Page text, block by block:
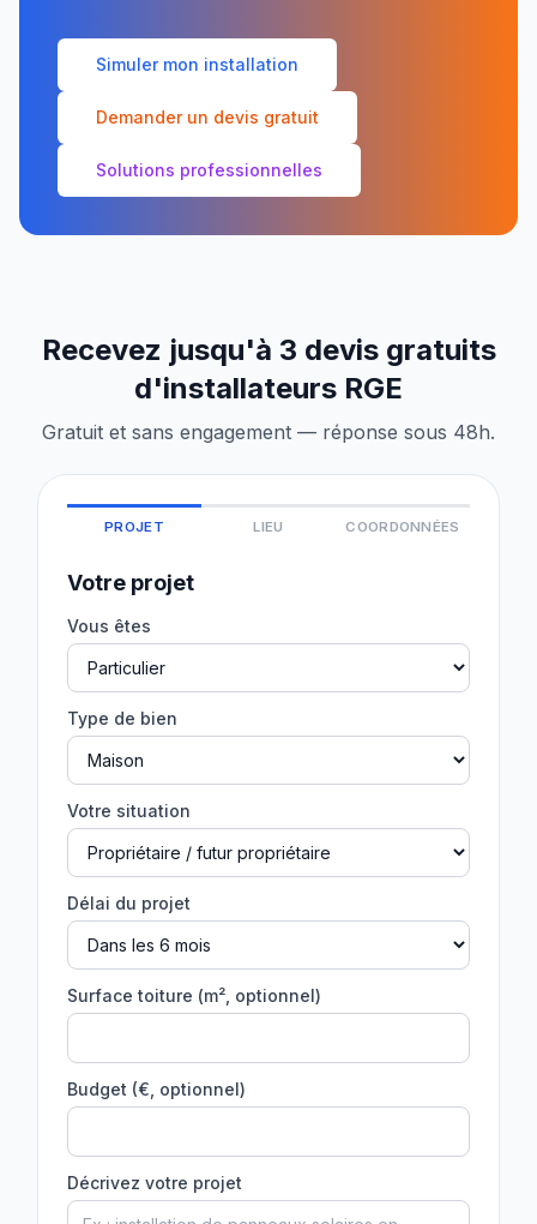
Simuler mon installation
Demander un devis gratuit
Solutions professionnelles
Recevez jusqu'à 3 devis gratuits
d'installateurs RGE
Gratuit et sans engagement — réponse sous 48h.
PROJET LIEU COORDONNÉES
Votre projet
Vous êtes
Type de bien
Votre situation
Délai du projet
Surface toiture (m², optionnel)
Budget (€, optionnel)
Décrivez votre projet